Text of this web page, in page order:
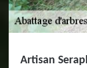
Artisan